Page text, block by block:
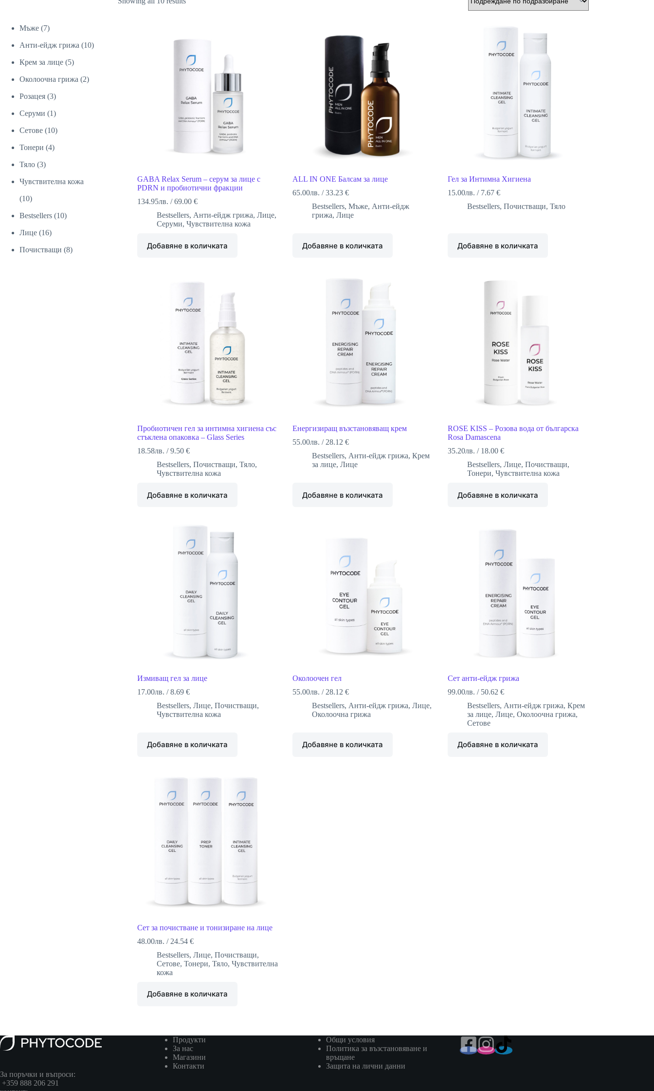
GABA Relax Serum – серум за лице с
PDRN и пробиотични фракции
134.95лв. /69.00 €
Bestsellers, Анти-ейдж грижа, Лице,
Серуми, Чувствителна кожа
Добавяне в количката
ALL IN ONE Балсам за лице
65.00лв. /33.23 €
Bestsellers,Mъже, Анти-ейдж
грижа,Лице
Добавяне в количката
Гел за Интимна Хигиена
15.00лв. / 7.67 €
Bestsellers,Почистващи,Тяло
Добавяне в количката
Пробиотичен гел за интимна хигиена със
стъклена опаковка – Glass Series
18.58лв. /9.50 €
Bestsellers, Почистващи, Тяло,
Чувствителна кожа
Добавяне в количката
Енергизиращ възстановяващ крем
55.00лв. /28.12 €
Bestsellers,Анти-ейдж грижа,Крем
за лице,Лице
Добавяне в количката
ROSE KISS – Розова вода от българска
Rosa Damascena
35.20лв. / 18.00 €
Bestsellers,Лице,Почистващи,
Тонери,Чувствителна кожа
Добавяне в количката
Измиващ гел за лице
17.00лв. /8.69 €
Bestsellers, Лице, Почистващи,
Чувствителна кожа
Добавяне в количката
Околоочен гел
55.00лв. / 28.12 €
Bestsellers, Анти-ейдж грижа,Лице,
Околоочна грижа
Добавяне в количката
Сет анти-ейдж грижа
99.00лв. / 50.62 €
Bestsellers, Анти-ейдж грижа,Крем
за лице,Лице,Околоочна грижа,
Сетове
Добавяне в количката
Сет за почистване и тонизиране на лице
48.00лв. / 24.54 €
Bestsellers, Лице, Почистващи,
Сетове, Тонери, Тяло, Чувствителна
кожа
Добавяне в количката
Mъже 77
продукта
Анти-ейдж грижа 1010
Крем за лице 55
продукта
Околоочна грижа 22
Розацея 33
продукта
Серуми 11
продукт
Сетове 1010
Тонери 44
Тяло 33
продукта
Чувствителна кожа
1010
продукта
Bestsellers 1010
Лице 1616
продукта
Почистващи 88
За поръчки и въпроси:
+359 888 206 291
Продукти
За нас
Магазини
Контакти
Общи условия
Политика за възстановяване и
връщане
Защита на лични данни